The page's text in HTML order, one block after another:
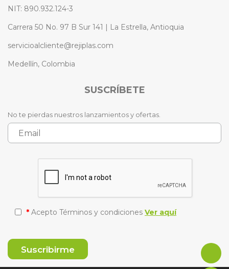
NIT: 890.932.124-3
Carrera 50 No. 97 B Sur 141 | La Estrella, Antioquia
servicioalcliente@rejiplas.com
Medellín, Colombia
SUSCRÍBETE
No te pierdas nuestros lanzamientos y ofertas.
* Acepto Términos y condiciones Ver aquí